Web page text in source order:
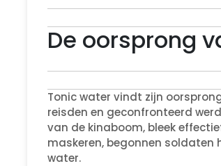
De oorsprong
Tonic water vindt zijn
reisden en geconfronteerd
van de kinaboom, bleek
maskeren, begonnen
water.